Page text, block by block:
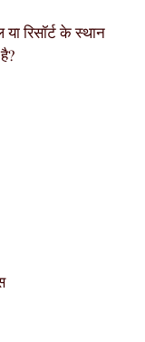
रिसॉर्ट के स्थान